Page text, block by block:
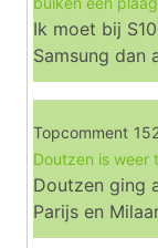
Ik moet bij
Samsung dan
Topcomment
Doutzen is weer
Doutzen ging
Parijs en